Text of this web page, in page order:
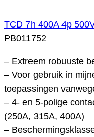
TCD 7h 400A 4p
PB011752
– Extreem robuuste
– Voor gebruik in
toepassingen
– 4- en 5-polige
(250A, 315A, 400A)
–